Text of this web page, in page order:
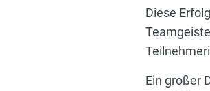
Diese
Ein großer